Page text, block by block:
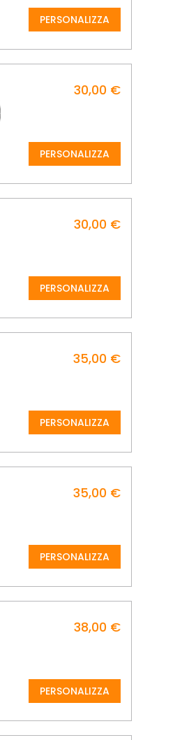
PERSONALIZZA
30,00 €
PERSONALIZZA
30,00 €
PERSONALIZZA
35,00 €
PERSONALIZZA
35,00 €
PERSONALIZZA
38,00 €
PERSONALIZZA